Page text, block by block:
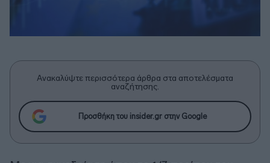
Ανακαλύψτε περισσότερα άρθρα στα αποτελέσματα
αναζήτησης.
Προσθήκη του insider.gr στην Google